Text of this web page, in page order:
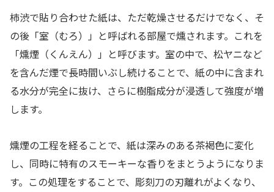
柿渋で貼り合わせた紙は、ただ乾燥させるだけでなく、そ
の後「室（むろ）」と呼ばれる部屋で燻されます。これを
「燻煙（くんえん）」と呼びます。室の中で、松ヤニなど
を含んだ煙で長時間いぶし続けることで、紙の中に含まれ
る水分が完全に抜け、さらに樹脂成分が浸透して強度が増
します。
燻煙の工程を経ることで、紙は深みのある茶褐色に変化
し、同時に特有のスモーキーな香りをまとうようになりま
す。この処理をすることで、彫刻刀の刃離れがよくなり、